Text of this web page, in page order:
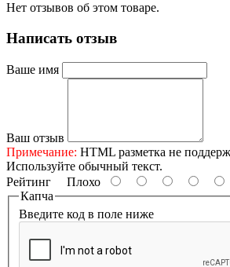
Нет отзывов об этом товаре.
Написать отзыв
Ваше имя
Ваш отзыв
Примечание: HTML разметка не
Используйте обычный текст.
Рейтинг Плохо
Капча
Введите код в поле ниже